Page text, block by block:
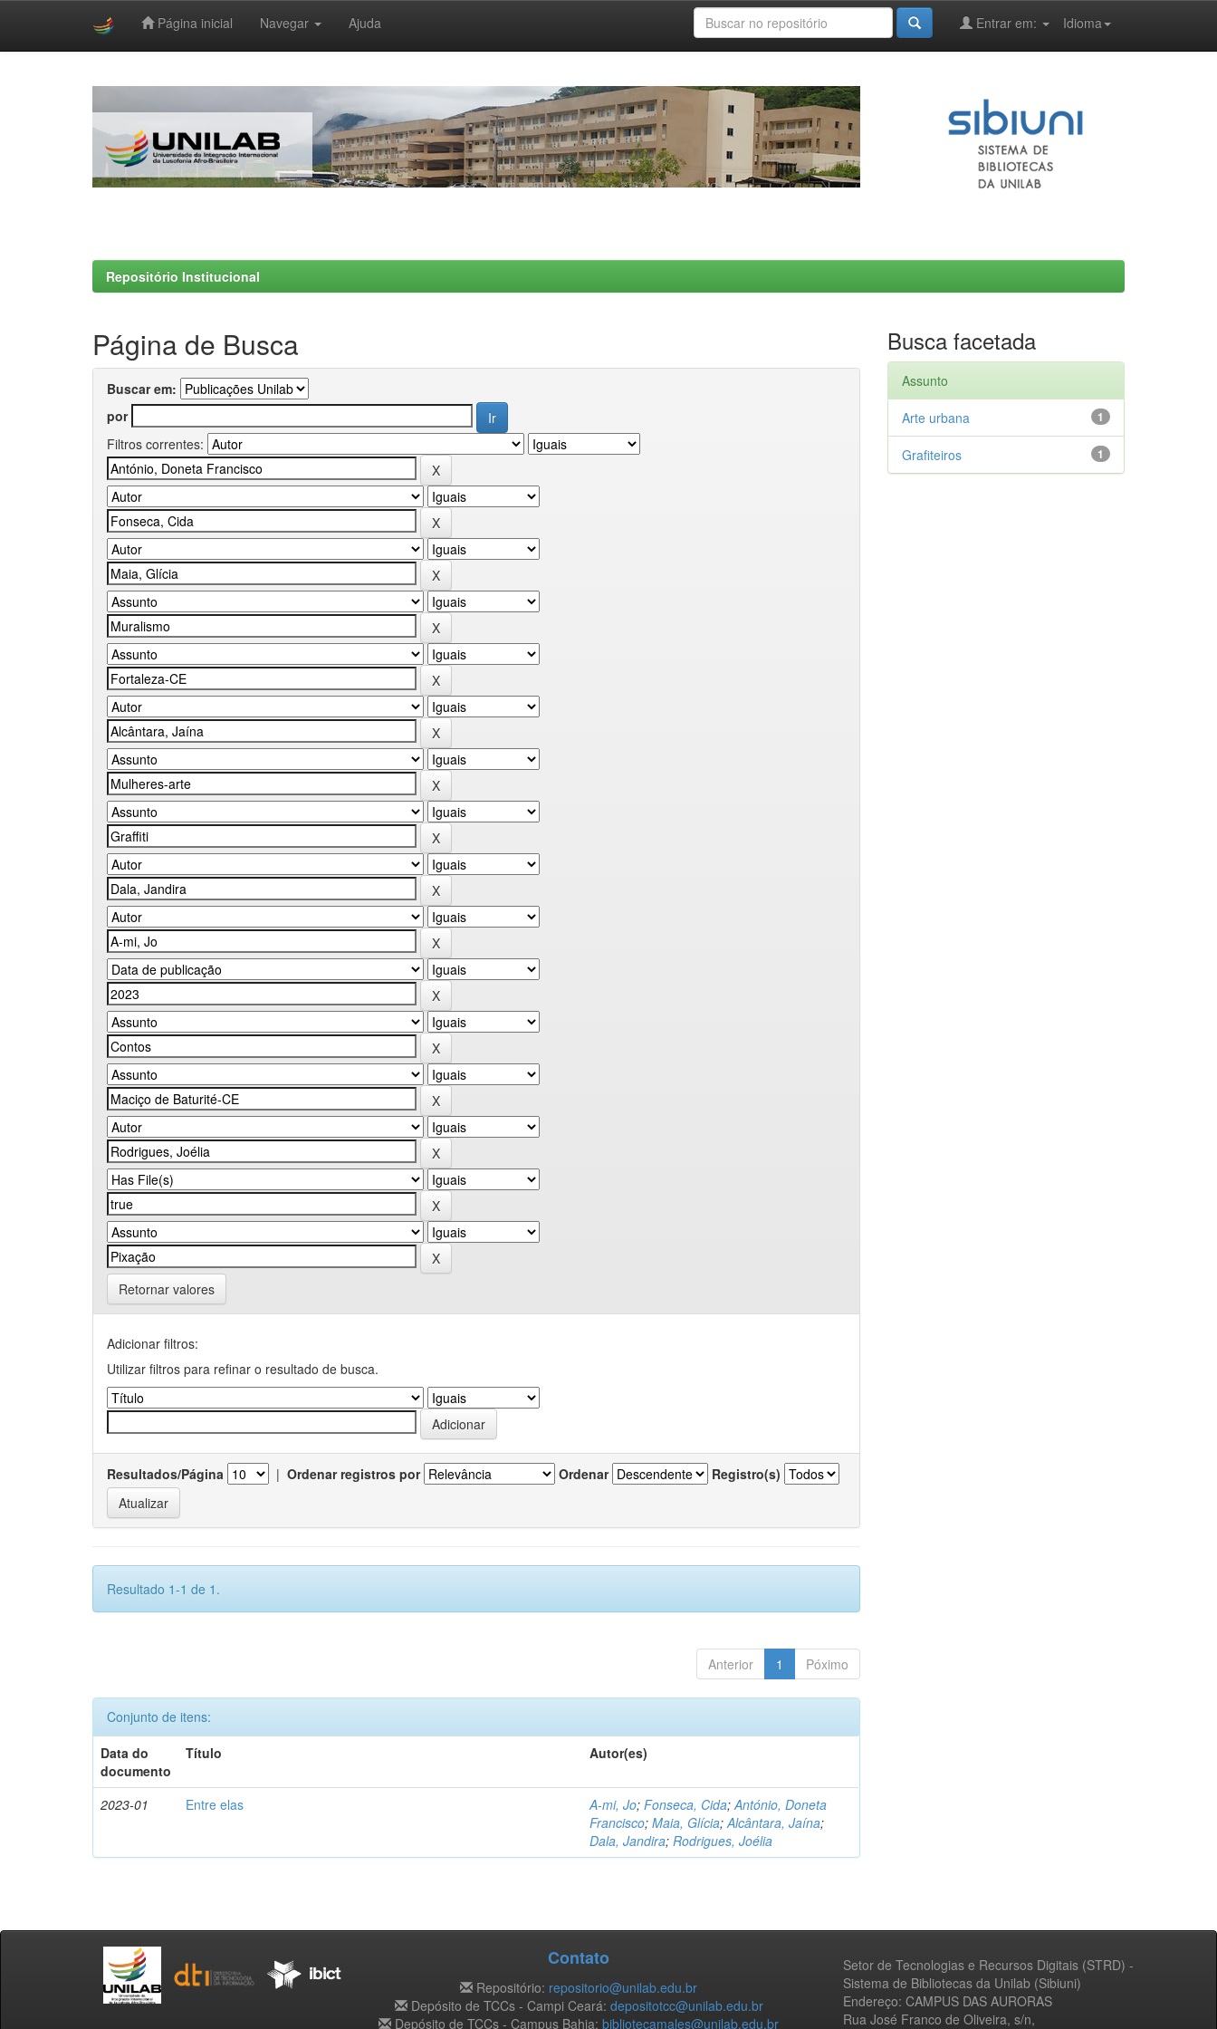
Página inicial Navegar Ajuda Idioma
Entrar em:
Repositório Institucional
Página de Busca
Buscar em:
por
Filtros correntes:
Retornar valores
Adicionar filtros:
Utilizar filtros para refinar o resultado de busca.
Resultados/Página | Ordenar registros por Ordenar Registro(s)
Resultado 1-1 de 1.
Anterior 1 Póximo
Conjunto de itens:
Data do
documento
Título Autor(es)
2023-01 Entre elas A-mi, Jo;Fonseca, Cida;António, Doneta
Francisco;Maia, Glícia;Alcântara, Jaína;
Dala, Jandira;Rodrigues, Joélia
Busca facetada
Assunto
1
Arte urbana
1
Grafiteiros
Setor de Tecnologias e Recursos Digitais (STRD) -
Sistema de Bibliotecas da Unilab (Sibiuni)
Endereço: CAMPUS DAS AURORAS
Rua José Franco de Oliveira, s/n,
Contato
Repositório: repositorio@unilab.edu.br
Depósito de TCCs - Campi Ceará: depositotcc@unilab.edu.br
Depósito de TCCs - Campus Bahia: bibliotecamales@unilab.edu.br